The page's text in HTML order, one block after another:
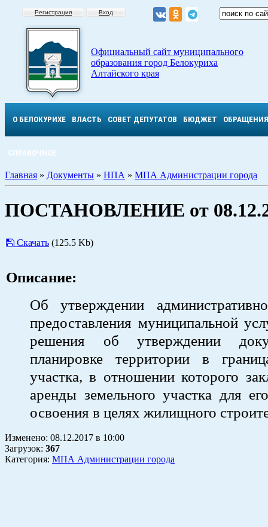
Регистрация Вход
Официальный сайт муниципального
образования город Белокуриха
Алтайского края
О БЕЛОКУРИХЕ ВЛАСТЬ СОВЕТ ДЕПУТАТОВ БЮДЖЕТ ОБРАЩЕНИЯ
СПРАВОЧНОЕ
Главная » Документы » НПА » МПА Администрации города
ПОСТАНОВЛЕНИЕ от
Скачать (125.5 Kb)
Описание:
Об утверждении
предоставления муници­пальной
решения об утверждении
планировке территории в
участка, в отношении которого
аренды земельного участка для
освоения в целях жилищного
Изменено: 08.12.2017 в 10:00
Загрузок: 367
Категория: МПА Администрации города